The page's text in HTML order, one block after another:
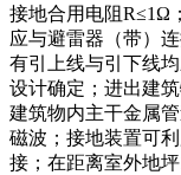
接地合用电阻R≤1Ω
应与避雷器（带）
有引上线与引下线
设计确定；进出建
建筑物内主干金属
磁波；接地装置可
接；在距离室外地